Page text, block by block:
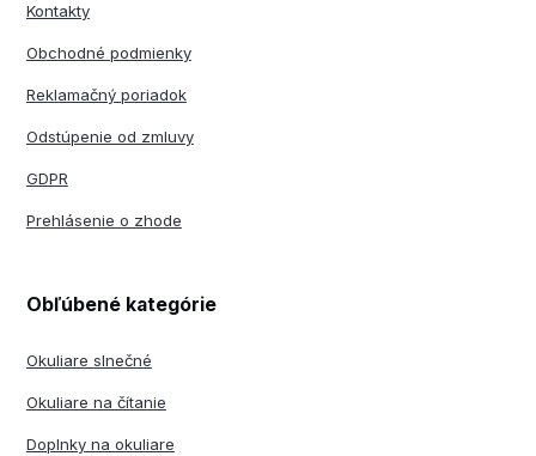
Kontakty
Obchodné podmienky
Reklamačný poriadok
Odstúpenie od zmluvy
GDPR
Prehlásenie o zhode
Obľúbené kategórie
Okuliare slnečné
Okuliare na čítanie
Doplnky na okuliare